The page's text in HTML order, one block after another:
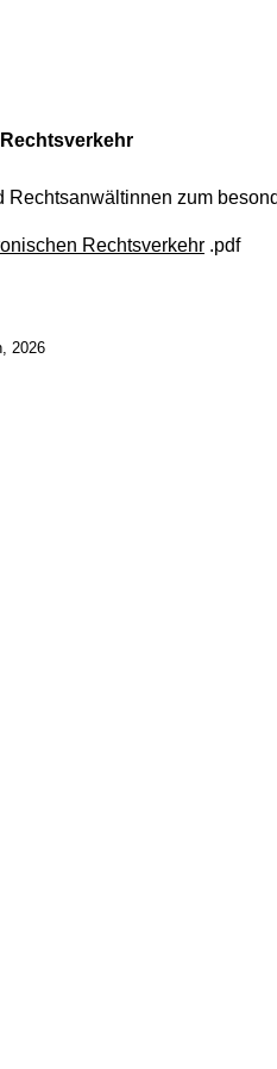
zum
Rechtsverkehr .pdf
2026